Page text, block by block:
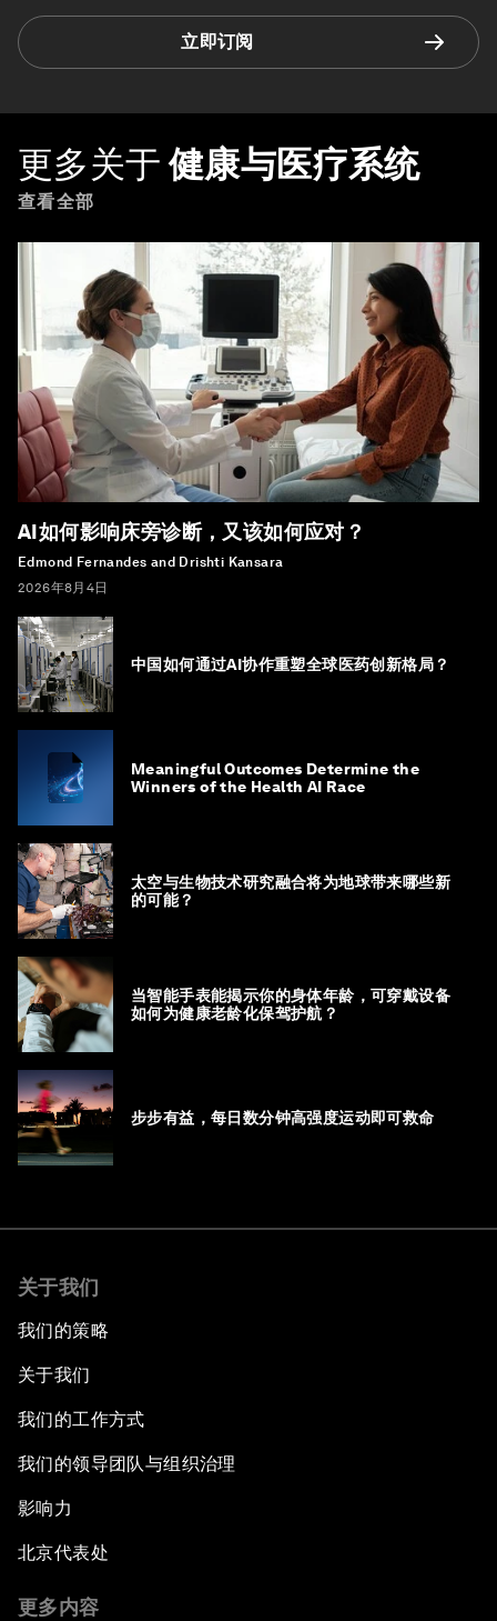
立即订阅
更多关于 健康与医疗系统
查看全部
AI如何影响床旁诊断，又该如何应对？
Edmond Fernandes and Drishti Kansara
2026年8月4日
中国如何通过AI协作重塑全球医药创新格局？
Meaningful Outcomes Determine the
Winners of the Health AI Race
太空与生物技术研究融合将为地球带来哪些新
的可能？
当智能手表能揭示你的身体年龄，可穿戴设备
如何为健康老龄化保驾护航？
步步有益，每日数分钟高强度运动即可救命
关于我们
我们的策略
关于我们
我们的工作方式
我们的领导团队与组织治理
影响力
北京代表处
更多内容